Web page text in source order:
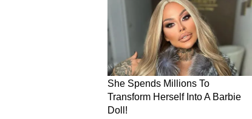
1000रु. में ब्राडेंड. वाटर
ये भी पढ़ें-Men’s Automatic
पर
4
4